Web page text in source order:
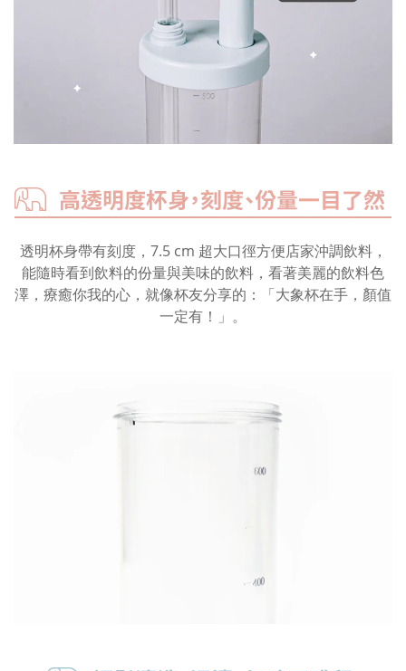
透明杯身帶有刻度，7.5 cm 超大口徑方便店家沖調飲料，
能隨時看到飲料的份量與美味的飲料，看著美麗的飲料色
澤，療癒你我的心，就像杯友分享的：「大象杯在手，顏值
一定有！」。